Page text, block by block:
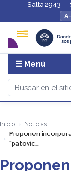
Salta 2943 —
A−
☰ Menú
Inicio
Noticias
Proponen
“patovic…